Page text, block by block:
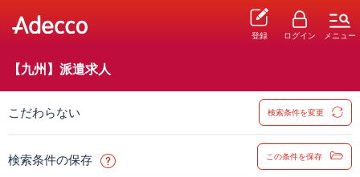
登録 ログイン メニュー
【九州】派遣求人
こだわらない 検索条件を変更
検索条件の保存 この条件を保存